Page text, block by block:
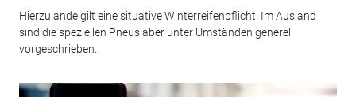
Hierzulande gilt eine situative Winterreifenpflicht. Im Ausland
sind die speziellen Pneus aber unter Umständen generell
vorgeschrieben.